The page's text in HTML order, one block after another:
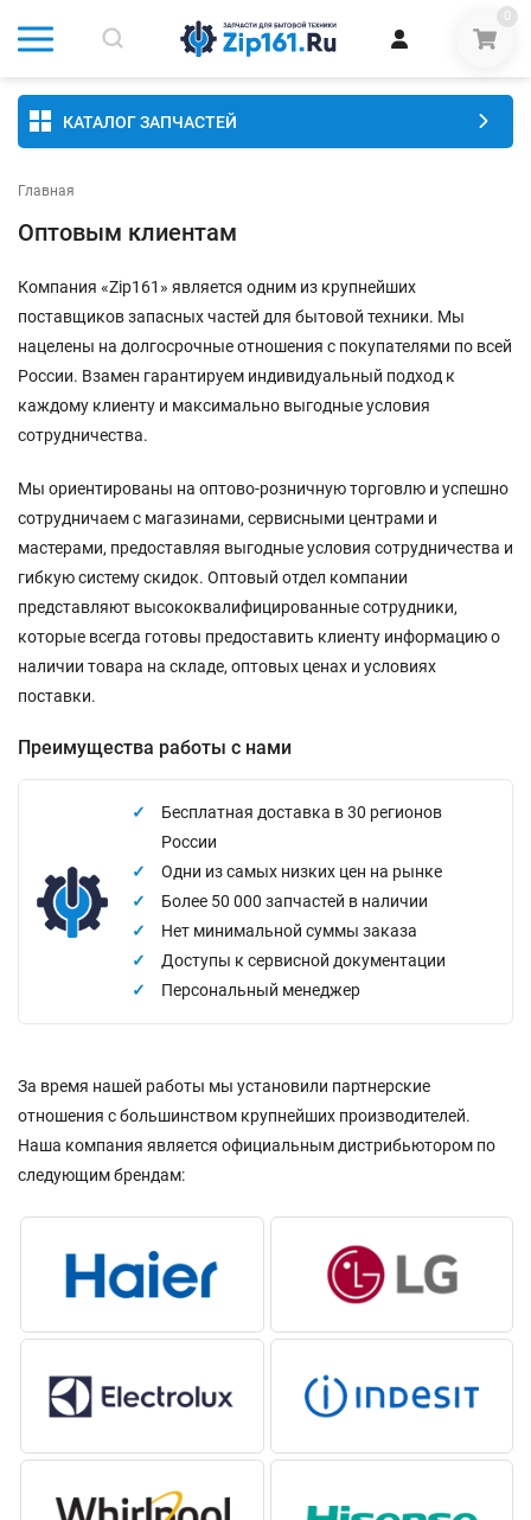
0
КАТАЛОГ ЗАПЧАСТЕЙ
Главная
Оптовым клиентам
Компания «Zip161» является одним из крупнейших
поставщиков запасных частей для бытовой техники. Мы
нацелены на долгосрочные отношения с покупателями по всей
России. Взамен гарантируем индивидуальный подход к
каждому клиенту и максимально выгодные условия
сотрудничества.
Мы ориентированы на оптово-розничную торговлю и успешно
сотрудничаем с магазинами, сервисными центрами и
мастерами, предоставляя выгодные условия сотрудничества и
гибкую систему скидок. Оптовый отдел компании
представляют высококвалифицированные сотрудники,
которые всегда готовы предоставить клиенту информацию о
наличии товара на складе, оптовых ценах и условиях
поставки.
Преимущества работы с нами
Бесплатная доставка в 30 регионов
России
Одни из самых низких цен на рынке
Более 50 000 запчастей в наличии
Нет минимальной суммы заказа
Доступы к сервисной документации
Персональный менеджер
За время нашей работы мы установили партнерские
отношения с большинством крупнейших производителей.
Наша компания является официальным дистрибьютором по
следующим брендам: